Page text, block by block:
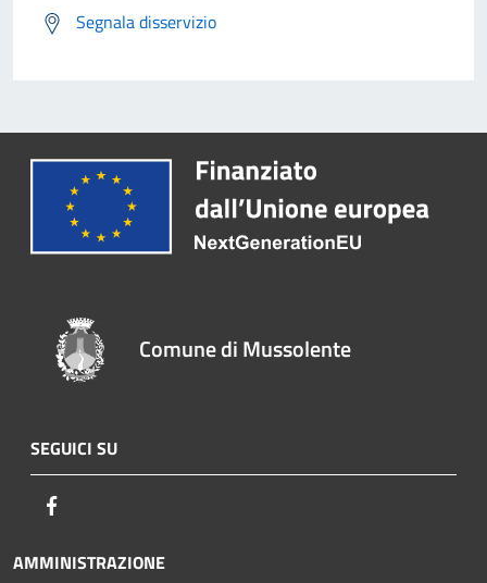
Segnala disservizio
Comune di Mussolente
SEGUICI SU
AMMINISTRAZIONE